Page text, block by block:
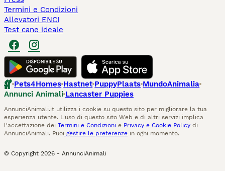
Termini e Condizioni
Allevatori ENCI
Test cane ideale
Pets4Homes Hastnet PuppyPlaats MundoAnimalia
Annunci Animali Lancaster Puppies
AnnunciAnimali.it utilizza i cookie su questo sito per migliorare la tua
esperienza utente. L'uso di questo sito Web e di altri servizi implica
l'accettazione dei Termini e Condizioni e Privacy e Cookie Policy di
AnnunciAnimali. Puoi gestire le preferenze in ogni momento.
© Copyright 2026 - AnnunciAnimali